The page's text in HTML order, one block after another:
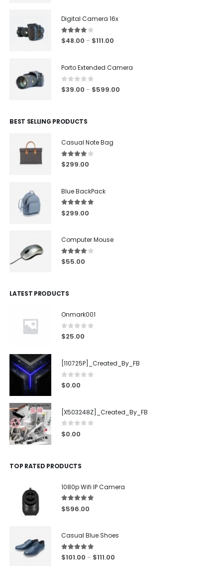
Digital Camera 16x
4.00out of 5
$48.00 – $111.00
Porto Extended Camera
0out of 5
$39.00 – $599.00
BEST SELLING PRODUCTS
Casual Note Bag
4.00out of 5
$299.00
Blue BackPack
5.00out of 5
$299.00
Computer Mouse
4.00out of 5
$55.00
LATEST PRODUCTS
Onmark001
0out of 5
$25.00
[110725P]_Created_By_FB
0out of 5
$0.00
[X503248Z]_Created_By_FB
0 out of 5
$0.00
TOP RATED PRODUCTS
1080p Wifi IP Camera
5.00out of 5
$596.00
Casual Blue Shoes
5.00 out of 5
$101.00 – $111.00